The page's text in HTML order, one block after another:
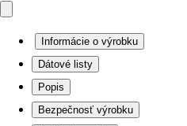
Informácie o výrobku
Dátové listy
Popis
Bezpečnosť výrobku